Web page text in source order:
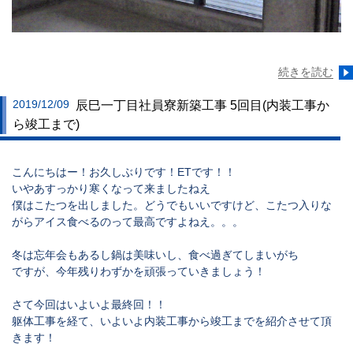
続きを読む
2019/12/09
辰巳一丁目社員寮新築工事 5回目(内装工事か
ら竣工まで)
こんにちはー！お久しぶりです！ETです！！
いやあすっかり寒くなって来ましたねえ
僕はこたつを出しました。どうでもいいですけど、こたつ入りな
がらアイス食べるのって最高ですよねえ。。。
冬は忘年会もあるし鍋は美味いし、食べ過ぎてしまいがち
ですが、今年残りわずかを頑張っていきましょう！
さて今回はいよいよ最終回！！
躯体工事を経て、いよいよ内装工事から竣工までを紹介させて頂
きます！